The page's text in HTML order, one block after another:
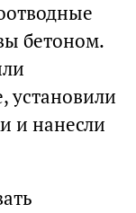
бетоном.
установили
и нанесли